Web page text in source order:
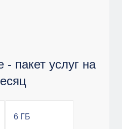
- пакет услуг на
6 ГБ